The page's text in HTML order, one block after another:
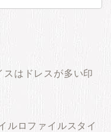
はドレスが多い印
ルロファイルスタイ